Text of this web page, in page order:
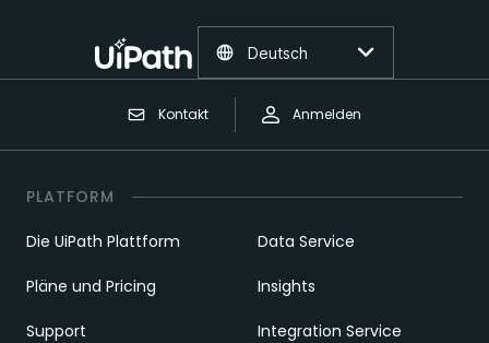
Kontakt Anmelden
Deutsch
PLATFORM
Die UiPath Plattform
Pläne und Pricing
Support
Data Service
Insights
Integration Service